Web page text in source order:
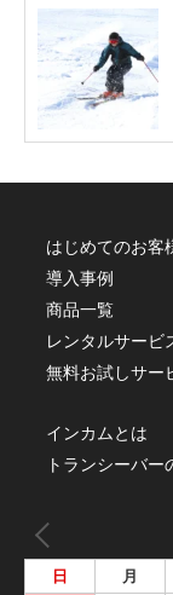
はじめてのお客
導入事例
商品一覧
レンタルサービ
無料お試しサー
インカムとは
トランシーバー
日 月